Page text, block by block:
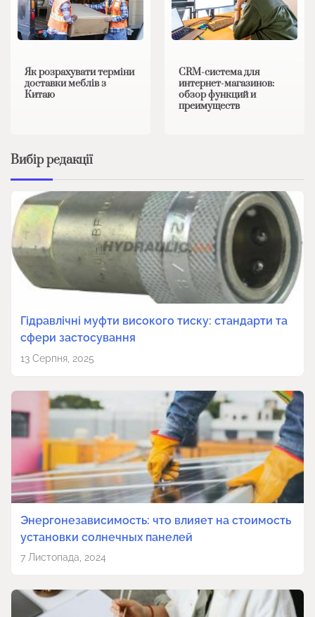
Як розрахувати терміни
доставки меблів з
Китаю
CRM-система для
интернет-магазинов:
обзор функций и
преимуществ
Вибір редакції
Гідравлічні муфти високого тиску: стандарти та
сфери застосування
13 Серпня, 2025
Энергонезависимость: что влияет на стоимость
установки солнечных панелей
7 Листопада, 2024